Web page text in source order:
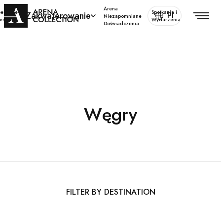
Zakwaterowanie
Arena
Niezapomniane
Doświadczenia
Spotkania i
Wydarzenia
Pl
Węgry
FILTER BY DESTINATION